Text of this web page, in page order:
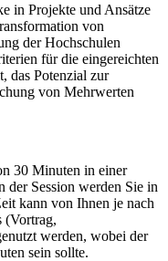
in Projekte und Ansätze
von
der Hochschulen
für die eingereichten
das Potenzial zur
von Mehrwerten
30 Minuten in einer
der Session werden Sie in
kann von Ihnen je nach
(Vortrag,
werden, wobei der
sein sollte.